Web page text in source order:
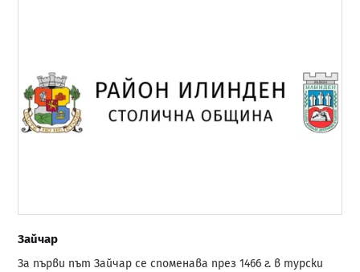
Зайчар
За първи път Зайчар се споменава през 1466 г. в турски